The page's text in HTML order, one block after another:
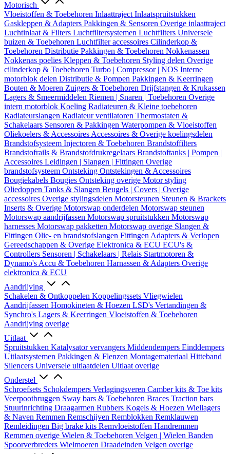
Motorisch
Vloeistoffen & Toebehoren Inlaattraject Inlaatspruitstukken
Gaskleppen & Adapters Pakkingen & Sensoren Overige inlaattraject
Luchtinlaat & Filters Luchtfiltersystemen Luchtfilters Universele
buizen & Toebehoren Luchtfilter accessoires Cilinderkop &
Toebehoren Distributie Pakkingen & Toebehoren Nokkenassen
Nokkenas poelies Kleppen & Toebehoren Styling delen Overige
cilinderkop & Toebehoren Turbo | Compressor | NOS Interne
motorblok delen Distributie & Pompen Pakkingen & Keerringen
Bouten & Moeren Zuigers & Toebehoren Drijfstangen & Krukassen
Lagers & Smeermiddelen Riemen | Snaren | Toebehoren Overige
intern motorblok Koeling Radiateuren & Kleine toebehoren
Radiateurslangen Radiateur ventilatoren Thermostaten &
Schakelaars Sensoren & Pakkingen Waterpompen & Vloeistoffen
Oliekoelers & Accessoires Accessoires & Overige koelingsdelen
Brandstofsysteem Injectoren & Toebehoren Brandstoffilters
Brandstofrails & Brandstofdrukregelaars Brandstoftanks | Pompen |
Accessoires Leidingen | Slangen | Fittingen Overige
brandstofsysteem Ontsteking Ontstekingen & Accessoires
Bougiekabels Bougies Ontsteking overige Motor styling
Oliedoppen Tanks & Slangen Beugels | Covers | Overige
accessoires Overige stylingsdelen Motorsteunen Steunen & Brackets
Inserts & Overige Motorswap onderdelen Motorswap steunen
Motorswap aandrijfassen Motorswap spruitstukken Motorswap
harnesses Motorswap pakketten Motorswap overige Slangen &
Fittingen Olie- en brandstofslangen Fittingen Adapters & Verlopen
Gereedschappen & Overige Elektronica & ECU ECU's &
Controllers Sensoren | Schakelaars | Relais Startmotoren &
Dynamo's Accu & Toebehoren Harnassen & Adapters Overige
elektronica & ECU
Aandrijving
Schakelen & Ontkoppelen Koppelingssets Vliegwielen
Aandrijfassen Homokineten & Hoezen LSD's Vertandingen &
Synchro's Lagers & Keerringen Vloeistoffen & Toebehoren
Aandrijving overige
Uitlaat
Spruitstukken Katalysator vervangers Middendempers Einddempers
Uitlaatsystemen Pakkingen & Flenzen Montagemateriaal Hitteband
Silencers Universele uitlaatdelen Uitlaat overige
Onderstel
Schroefsets Schokdempers Verlagingsveren Camber kits & Toe kits
Veerpootbruggen Sway bars & Toebehoren Braces Traction bars
Stuurinrichting Draagarmen Rubbers Kogels & Hoezen Wiellagers
& Naven Remmen Remschijven Remblokken Remklauwen
Remleidingen Big brake kits Remvloeistoffen Handremmen
Remmen overige Wielen & Toebehoren Velgen | Wielen Banden
Spoorverbreders Wielmoeren Draadeinden Velgen overige